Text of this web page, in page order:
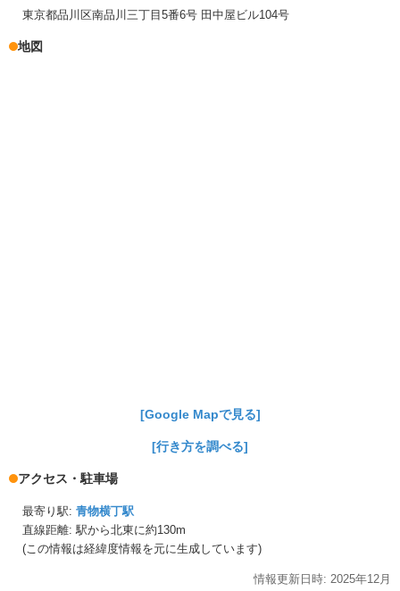
東京都品川区南品川三丁目5番6号 田中屋ビル104号
地図
[Google Mapで見る]
[行き方を調べる]
アクセス・駐車場
最寄り駅: 青物横丁駅
直線距離: 駅から北東に約130m
(この情報は経緯度情報を元に生成しています)
情報更新日時: 2025年12月